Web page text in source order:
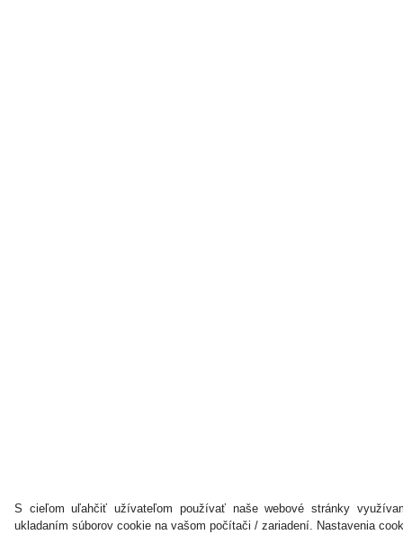
S cieľom uľahčiť užívateľom používať naše webové stránky
ukladaním súborov cookie na vašom počítači / zariadení. Nastavenia